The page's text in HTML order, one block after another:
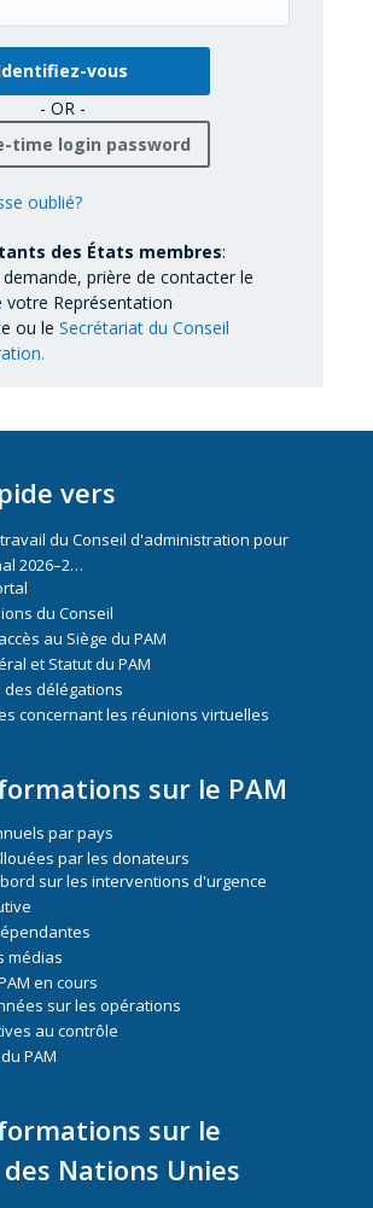
- OR -
time login password
oublié?
des États membres:
prière de contacter le
votre Représentation
ou le Secrétariat du Conseil
vers
du Conseil d'administration pour
2026–2…
du Conseil
au Siège du PAM
et Statut du PAM
des délégations
concernant les réunions virtuelles
sur le PAM
par pays
par les donateurs
sur les interventions d'urgence
médias
en cours
sur les opérations
au contrôle
PAM
sur le
Nations Unies